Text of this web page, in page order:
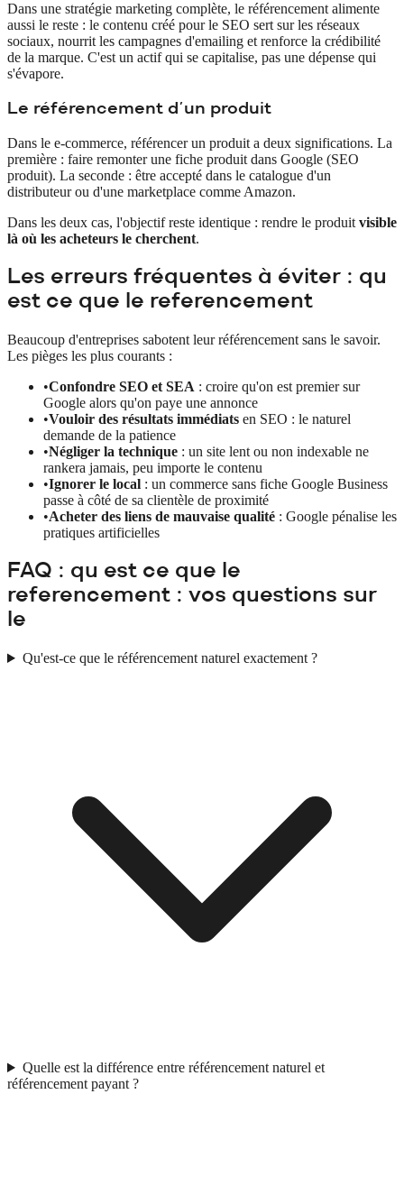
Dans une stratégie marketing complète, le référencement alimente
aussi le reste : le contenu créé pour le SEO sert sur les réseaux
sociaux, nourrit les campagnes d'emailing et renforce la crédibilité
de la marque. C'est un actif qui se capitalise, pas une dépense qui
s'évapore.
Le référencement d'un produit
Dans le e-commerce, référencer un produit a deux significations. La
première : faire remonter une fiche produit dans Google (SEO
produit). La seconde : être accepté dans le catalogue d'un
distributeur ou d'une marketplace comme Amazon.
Dans les deux cas, l'objectif reste identique : rendre le produitvisible
là où les acheteurs le cherchent.
Les erreurs fréquentes à éviter : qu
est ce que le referencement
Beaucoup d'entreprises sabotent leur référencement sans le savoir.
Les pièges les plus courants :
•Confondre SEO et SEA : croire qu'on est premier sur
Google alors qu'on paye une annonce
•Vouloir des résultats immédiats en SEO : le naturel
demande de la patience
•Négliger la technique : un site lent ou non indexable ne
rankera jamais, peu importe le contenu
•Ignorer le local : un commerce sans fiche Google Business
passe à côté de sa clientèle de proximité
•Acheter des liens de mauvaise qualité : Google pénalise les
pratiques artificielles
FAQ : qu est ce que le
referencement : vos questions sur
le
Qu'est-ce que le référencement naturel exactement ?
Quelle est la différence entre référencement naturel et
référencement payant ?